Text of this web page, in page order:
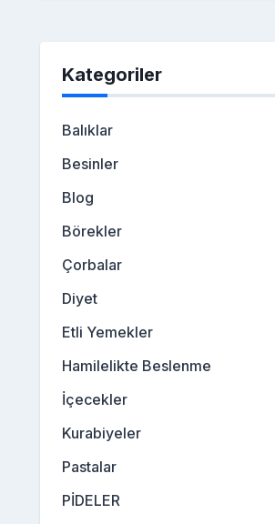
Kategoriler
Balıklar
Besinler
Blog
Börekler
Çorbalar
Diyet
Etli Yemekler
Hamilelikte Beslenme
İçecekler
Kurabiyeler
Pastalar
PİDELER